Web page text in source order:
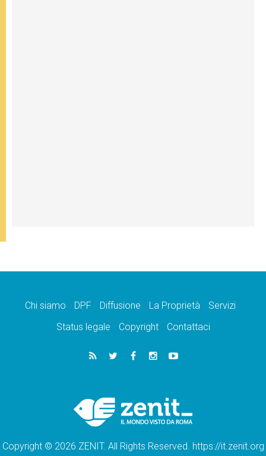
Chi siamo DPF Diffusione La Proprietà
Servizi
Status legale
Copyright Contattaci
Copyright © 2026 ZENIT. All Rights Reserved. https://it.zenit.org